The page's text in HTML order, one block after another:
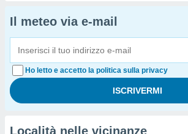
Il meteo via e-mail
Ho letto e accetto la politica sulla privacy
Località nelle vicinanze